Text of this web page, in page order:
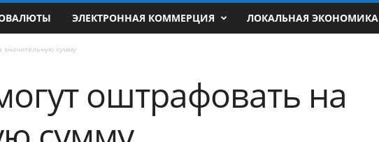
ЭЛЕКТРОННАЯ КОММЕРЦИЯ ЛОКАЛЬНАЯ ЭКОНОМИКА
сумму
оштрафовать на